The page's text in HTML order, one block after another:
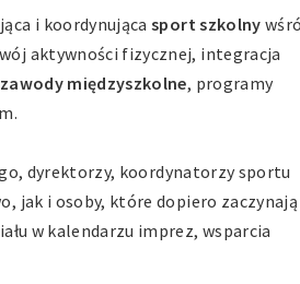
i koordynującasport szkolny
aktywności fizycznej, integracja
zawody międzyszkolne, programy
dyrektorzy, koordynatorzy sportu
jak i osoby, które dopiero zaczynają
w kalendarzu imprez, wsparcia